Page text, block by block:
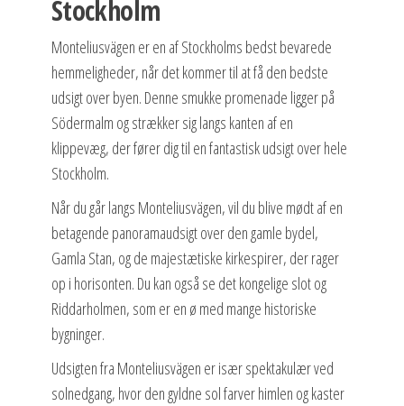
Stockholm
Monteliusvägen er en af Stockholms bedst bevarede
hemmeligheder, når det kommer til at få den bedste
udsigt over byen. Denne smukke promenade ligger på
Södermalm og strækker sig langs kanten af en
klippevæg, der fører dig til en fantastisk udsigt over hele
Stockholm.
Når du går langs Monteliusvägen, vil du blive mødt af en
betagende panoramaudsigt over den gamle bydel,
Gamla Stan, og de majestætiske kirkespirer, der rager
op i horisonten. Du kan også se det kongelige slot og
Riddarholmen, som er en ø med mange historiske
bygninger.
Udsigten fra Monteliusvägen er især spektakulær ved
solnedgang, hvor den gyldne sol farver himlen og kaster